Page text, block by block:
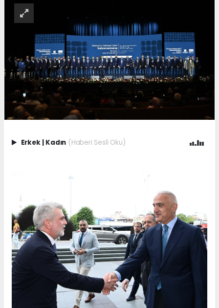
Erkek Kadın (Haberi Sesli Oku)